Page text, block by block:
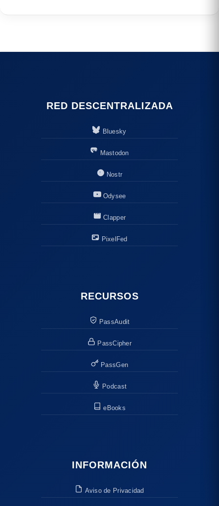
RED DESCENTRALIZADA
Bluesky
Mastodon
Nostr
Odysee
Clapper
PixelFed
RECURSOS
PassAudit
PassCipher
PassGen
Podcast
eBooks
INFORMACIÓN
Aviso de Privacidad